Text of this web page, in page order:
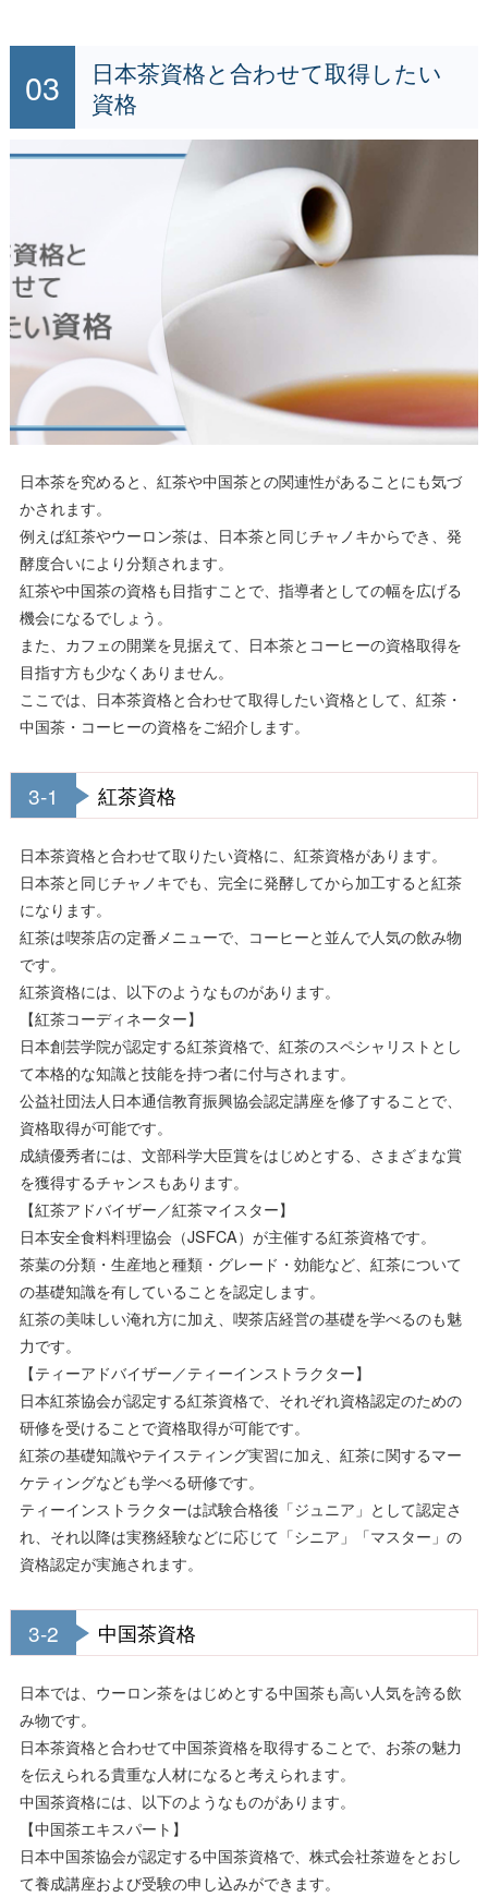
日本茶資格と合わせて取得したい
資格
日本茶を究めると、紅茶や中国茶との関連性があることにも気づ
かされます。
例えば紅茶やウーロン茶は、日本茶と同じチャノキからでき、発
酵度合いにより分類されます。
紅茶や中国茶の資格も目指すことで、指導者としての幅を広げる
機会になるでしょう。
また、カフェの開業を見据えて、日本茶とコーヒーの資格取得を
目指す方も少なくありません。
ここでは、日本茶資格と合わせて取得したい資格として、紅茶・
中国茶・コーヒーの資格をご紹介します。
3-1 紅茶資格
日本茶資格と合わせて取りたい資格に、紅茶資格があります。
日本茶と同じチャノキでも、完全に発酵してから加工すると紅茶
になります。
紅茶は喫茶店の定番メニューで、コーヒーと並んで人気の飲み物
です。
紅茶資格には、以下のようなものがあります。
【紅茶コーディネーター】
日本創芸学院が認定する紅茶資格で、紅茶のスペシャリストとし
て本格的な知識と技能を持つ者に付与されます。
公益社団法人日本通信教育振興協会認定講座を修了することで、
資格取得が可能です。
成績優秀者には、文部科学大臣賞をはじめとする、さまざまな賞
を獲得するチャンスもあります。
【紅茶アドバイザー／紅茶マイスター】
日本安全食料料理協会（JSFCA）が主催する紅茶資格です。
茶葉の分類・生産地と種類・グレード・効能など、紅茶について
の基礎知識を有していることを認定します。
紅茶の美味しい淹れ方に加え、喫茶店経営の基礎を学べるのも魅
力です。
【ティーアドバイザー／ティーインストラクター】
日本紅茶協会が認定する紅茶資格で、それぞれ資格認定のための
研修を受けることで資格取得が可能です。
紅茶の基礎知識やテイスティング実習に加え、紅茶に関するマー
ケティングなども学べる研修です。
ティーインストラクターは試験合格後「ジュニア」として認定さ
れ、それ以降は実務経験などに応じて「シニア」「マスター」の
資格認定が実施されます。
3-2 中国茶資格
日本では、ウーロン茶をはじめとする中国茶も高い人気を誇る飲
み物です。
日本茶資格と合わせて中国茶資格を取得することで、お茶の魅力
を伝えられる貴重な人材になると考えられます。
中国茶資格には、以下のようなものがあります。
【中国茶エキスパート】
日本中国茶協会が認定する中国茶資格で、株式会社茶遊をとおし
て養成講座および受験の申し込みができます。